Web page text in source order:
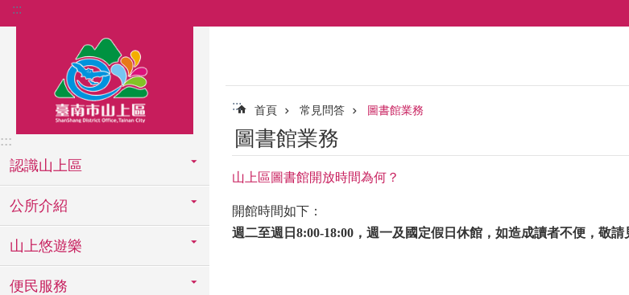
跳到主要內容區塊
:::
:::
認識山上區
公所介紹
山上悠遊樂
便民服務
::: 首頁 常見問答 圖書館業務
圖書館業務
山上區圖書館開放時間為何？
開館時間如下：
週二至週日 8:00-18:00 ，週一及國定假日休館，如造成讀者不便，敬請